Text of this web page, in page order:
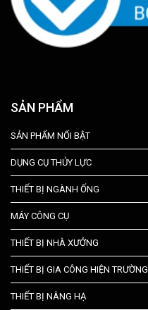
SẢN PHẨM
SẢN PHẨM NỔI BẬT
DỤNG CỤ THỦY LỰC
THIẾT BỊ NGÀNH ỐNG
MÁY CÔNG CỤ
THIẾT BỊ NHÀ XƯỞNG
THIẾT BỊ GIA CÔNG HIỆN TRƯỜNG
THIẾT BỊ NÂNG HẠ